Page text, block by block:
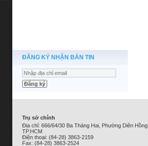
ĐĂNG KÝ NHẬN BẢN TIN
Trụ sở chính
Địa chỉ: 666/64/30 Ba Tháng Hai, Phường Diên Hồng,
TP.HCM
Điện thoại: (84-28) 3863-2159
Fax: (84-28) 3863-2524